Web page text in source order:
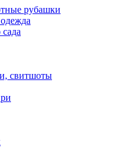
рубашки
свитшоты